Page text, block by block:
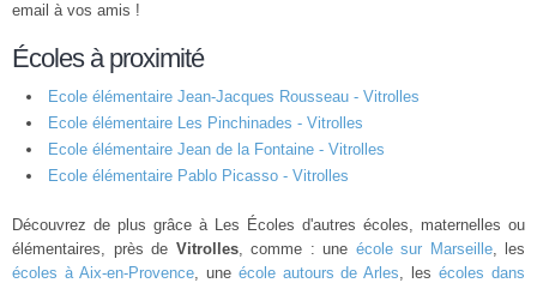
email à vos amis !
Écoles à proximité
Ecole élémentaire Jean-Jacques Rousseau - Vitrolles
Ecole élémentaire Les Pinchinades - Vitrolles
Ecole élémentaire Jean de la Fontaine - Vitrolles
Ecole élémentaire Pablo Picasso - Vitrolles
Découvrez de plus grâce à Les Écoles d'autres écoles, maternelles ou
élémentaires, près de Vitrolles, comme : une école sur Marseille, les
écoles à Aix-en-Provence, une école autours de Arles, lesécoles dans